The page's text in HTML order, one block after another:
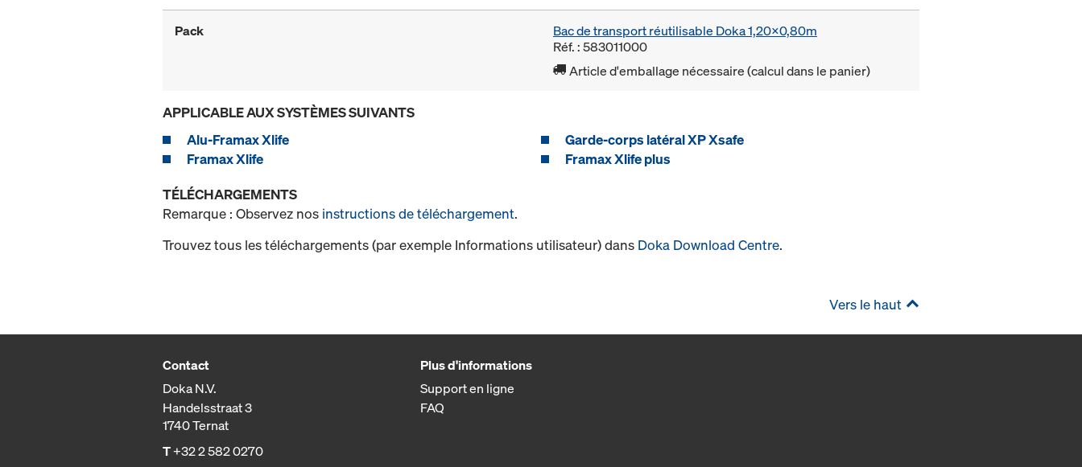
Pack
Bac de transport réutilisable Doka 1,20x0,80m
Réf. : 583011000
Article d'emballage nécessaire (calcul dans le panier)
APPLICABLE AUX SYSTÈMES SUIVANTS
Alu-Framax Xlife
Garde-corps latéral XP Xsafe
Framax Xlife
Framax Xlife plus
TÉLÉCHARGEMENTS
Remarque : Observez nos instructions de téléchargement.
Trouvez tous les téléchargements (par exemple Informations utilisateur) dans Doka Download Centre.
Vers le haut
Contact
Doka N.V.
Handelsstraat 3
1740 Ternat
T+32 2 582 0270
Plus d'informations
Support en ligne
FAQ